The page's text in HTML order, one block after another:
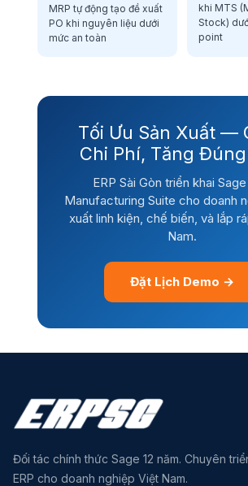
MRP tự động tạo đề xuất
PO khi nguyên liệu dưới
mức an toàn
khi MTS
Stock)
point
Tối Ưu Sản Xuất —
Chi Phí, Tăng Đúng
ERP Sài Gòn triển khai
Manufacturing Suite cho doanh
xuất linh kiện, chế biến, và lắp
Nam.
Đặt Lịch Demo →
Đối tác chính thức Sage 12 năm. Chuyên
ERP cho doanh nghiệp Việt Nam.